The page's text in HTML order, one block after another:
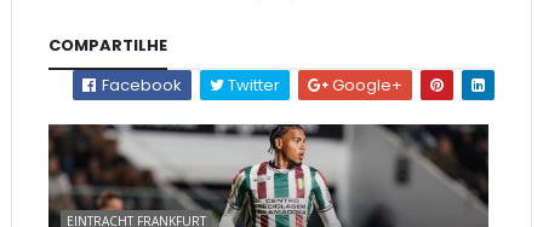
COMPARTILHE
Facebook
Twitter Google+
EINTRACHT FRANKFURT